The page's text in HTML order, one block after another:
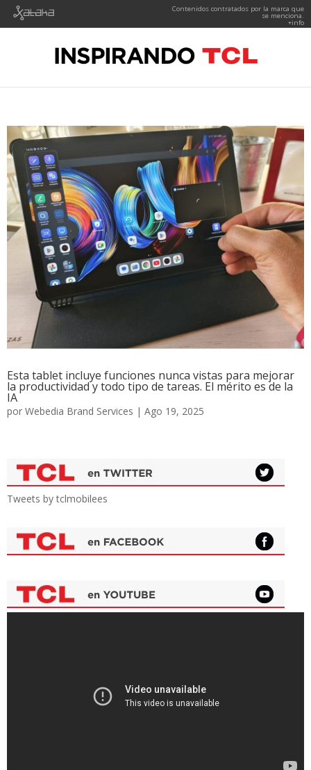
Contenidos contratados por la marca que
se menciona.
+info
Esta tablet incluye funciones nunca vistas para mejorar
la productividad y todo tipo de tareas. El mérito es de la
IA
por Webedia Brand Services | Ago 19, 2025
Tweets by tclmobilees